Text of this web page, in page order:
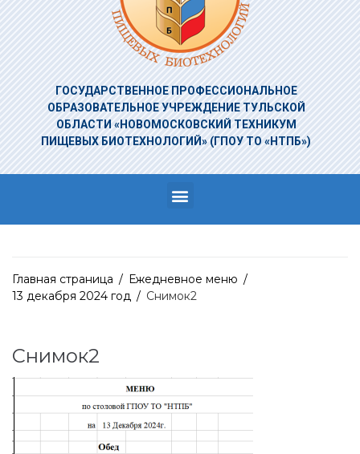
ГОСУДАРСТВЕННОЕ ПРОФЕССИОНАЛЬНОЕ
ОБРАЗОВАТЕЛЬНОЕ УЧРЕЖДЕНИЕТУЛЬСКОЙ
ОБЛАСТИ «НОВОМОСКОВСКИЙ ТЕХНИКУМ
ПИЩЕВЫХ БИОТЕХНОЛОГИЙ» (ГПОУ ТО «НТПБ»)
Главная страница / Ежедневное меню /
13 декабря 2024 год / Снимок2
Снимок2